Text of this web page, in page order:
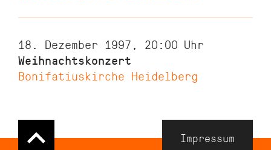
18. Dezember 1997, 20:00 Uhr
Weihnachtskonzert
Bonifatiuskirche Heidelberg
Navigation
Impressum